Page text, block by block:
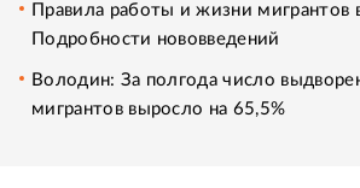
Правила работы и жизни мигрантов
Подробности нововведений
Володин: За полгода число
мигрантов выросло на 65,5%